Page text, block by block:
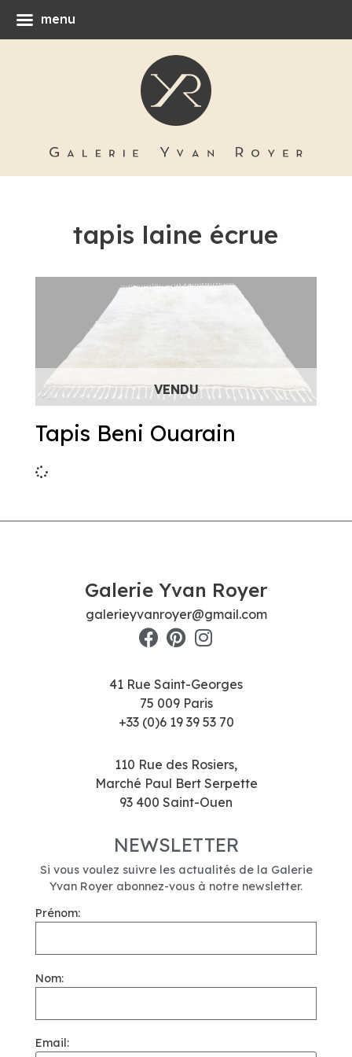
tapis laine écrue
Tapis Beni Ouarain
Galerie Yvan Royer
galerieyvanroyer@gmail.com
41 Rue Saint-Georges
75 009 Paris
+33 (0)6 19 39 53 70
110 Rue des Rosiers,
Marché Paul Bert Serpette
93 400 Saint-Ouen
NEWSLETTER
Si vous voulez suivre les actualités de la Galerie
Yvan Royer abonnez-vous à notre newsletter.
Prénom:
Nom:
Email:
menu